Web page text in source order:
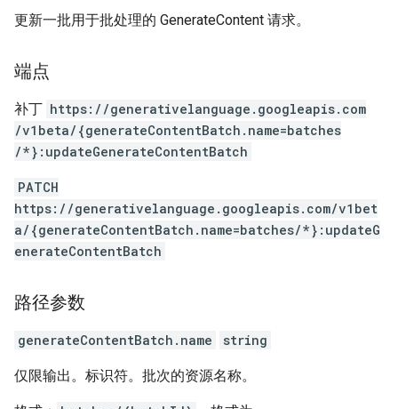
更新一批用于批处理的 GenerateContent 请求。
端点
补丁 https: / /generativelanguage.googleapis.com
/v1beta/{generateContentBatch.name=batches
/*}:updateGenerateContentBatch
PATCH
https://generativelanguage.googleapis.com/v1bet
a/{generateContentBatch.name=batches/*}:updateG
enerateContentBatch
路径参数
generateContentBatch.name string
仅限输出。标识符。批次的资源名称。